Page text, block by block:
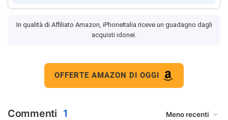
In qualità di Affiliato Amazon, iPhoneItalia riceve un guadagno dagli
acquisti idonei.
OFFERTE AMAZON DI OGGI
Commenti 1